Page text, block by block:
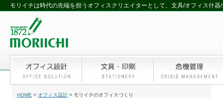
モリイチは時代の先端を担うオフィスクリエイターとして、文具/オフィス什
HOME > オフィス設計 > モリイチのオフィスづくり